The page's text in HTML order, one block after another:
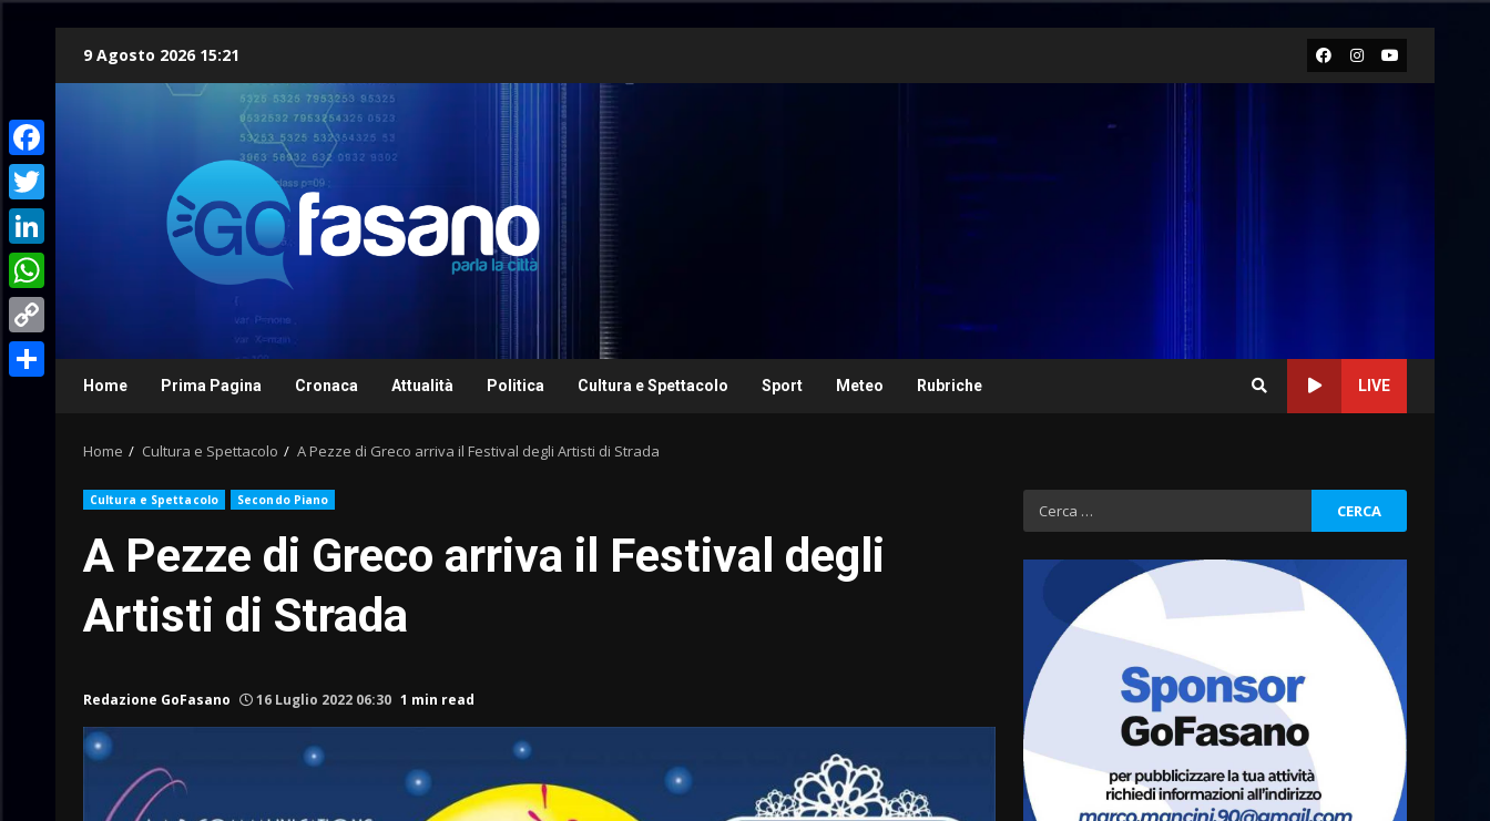
9 Agosto 2026 15:21 Facebook
Instagram
Youtube
Home Prima Pagina Cronaca Attualità Politica Cultura e Spettacolo Sport Meteo Rubriche LIVE
Home Cultura e Spettacolo A Pezze di Greco arriva il Festival degli Artisti di Strada
Cultura e Spettacolo Secondo Piano
A Pezze di Greco arriva il Festival degli
Artisti di Strada
Redazione GoFasano 16 Luglio 2022 06:30 1 min read
Ricerca
per:
La Banda Città di Fasano apre
ufficialmente la Festa di
Savelletri
8 Agosto 2026 11:00
Savelletri in festa, domani
sera grande spettacolo con
Uccio De Santis
Facebook
Twitter
LinkedIn
WhatsApp
Copy